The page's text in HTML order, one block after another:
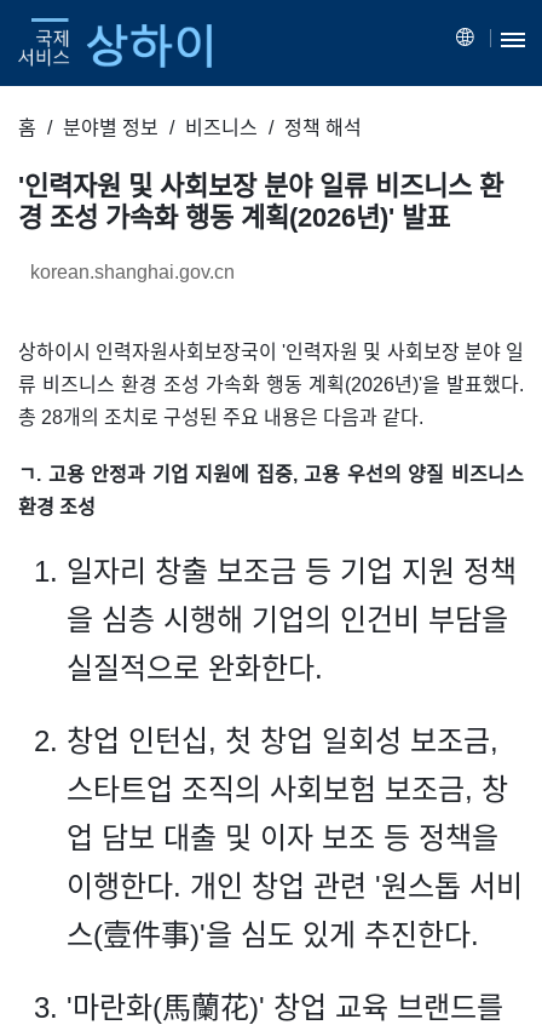
홈 분야별 정보 비즈니스 정책 해석
'인력자원 및 사회보장 분야 일류 비즈니스 환
경 조성 가속화 행동 계획(2026년)' 발표
korean.shanghai.gov.cn
상하이시 인력자원사회보장국이 '인력자원 및 사회보장 분야 일
류 비즈니스 환경 조성 가속화 행동 계획(2026년)'을 발표했다.
총 28개의 조치로 구성된 주요 내용은 다음과 같다.
ㄱ. 고용 안정과 기업 지원에 집중, 고용 우선의 양질 비즈니스
환경 조성
일자리 창출 보조금 등 기업 지원 정책
을 심층 시행해 기업의 인건비 부담을
실질적으로 완화한다.
창업 인턴십, 첫 창업 일회성 보조금,
스타트업 조직의 사회보험 보조금, 창
업 담보 대출 및 이자 보조 등 정책을
이행한다. 개인 창업 관련 '원스톱 서비
스(壹件事)'을 심도 있게 추진한다.
'마란화(馬蘭花)' 창업 교육 브랜드를